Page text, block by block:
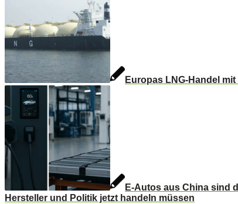
Europas LNG-Handel
E-Autos aus China sind
Hersteller und Politik jetzt handeln müssen